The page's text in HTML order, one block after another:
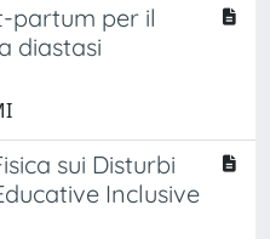
partum per il
diastasi
sui Disturbi
Inclusive